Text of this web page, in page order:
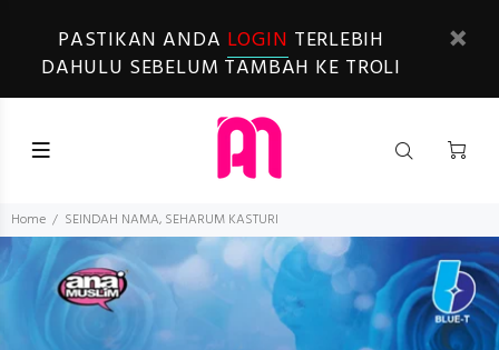
PASTIKAN ANDA LOGIN TERLEBIH
DAHULU SEBELUM TAMBAH KE TROLI
Home SEINDAH NAMA, SEHARUM KASTURI